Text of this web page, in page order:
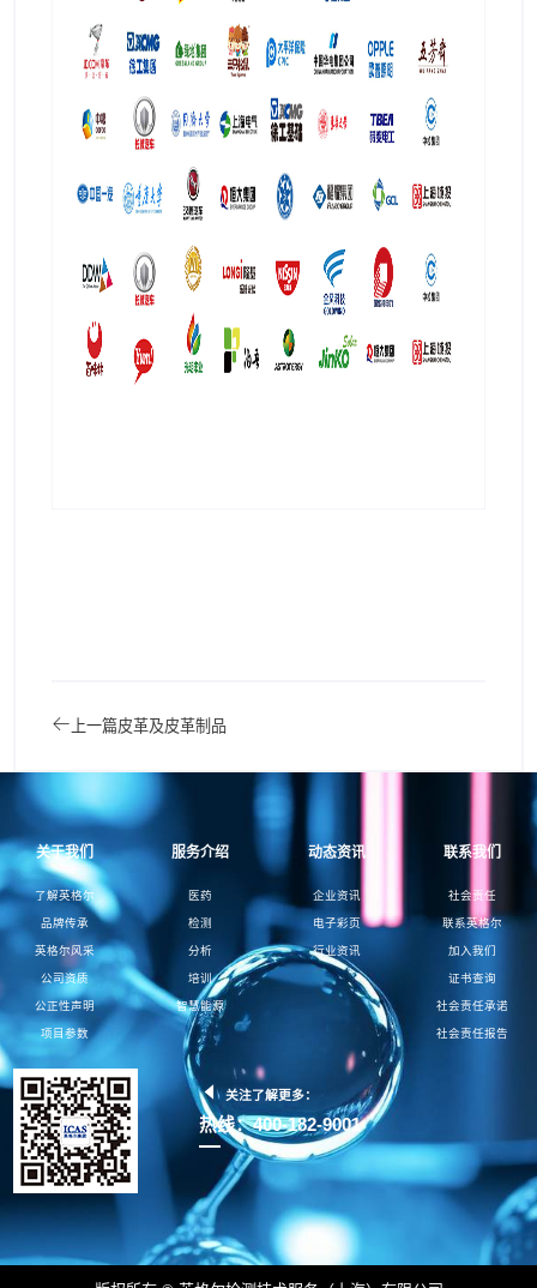
上一篇皮革及皮革制品
关于我们
了解英格尔
品牌传承
英格尔风采
公司资质
公正性声明
项目参数
服务介绍
医药
检测
分析
培训
智慧能源
动态资讯
企业资讯
电子彩页
行业资讯
联系我们
社会责任
联系英格尔
加入我们
证书查询
社会责任承诺
社会责任报告
关注了解更多：
热线：400-182-9001